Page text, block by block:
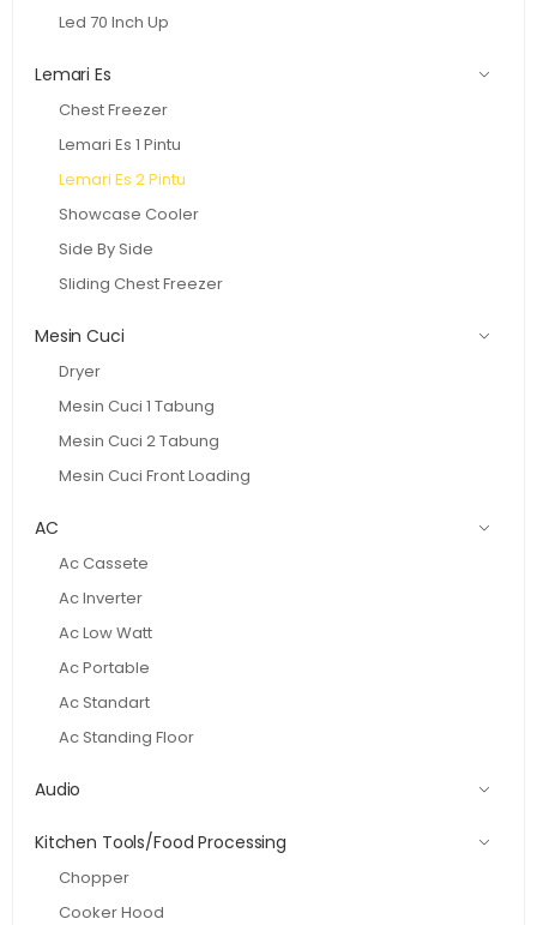
Led 70 Inch Up
Lemari Es
Chest Freezer
Lemari Es 1 Pintu
Lemari Es 2 Pintu
Showcase Cooler
Side By Side
Sliding Chest Freezer
Mesin Cuci
Dryer
Mesin Cuci 1 Tabung
Mesin Cuci 2 Tabung
Mesin Cuci Front Loading
AC
Ac Cassete
Ac Inverter
Ac Low Watt
Ac Portable
Ac Standart
Ac Standing Floor
Audio
Kitchen Tools/Food Processing
Chopper
Cooker Hood